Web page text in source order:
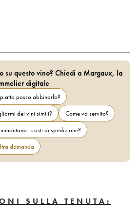
su questo vino? Chiedi a Margaux, la
digitale
posso abbinarlo?
dei vini simili?
Come va servito?
i costi di spedizione?
domanda
SULLA TENUTA: